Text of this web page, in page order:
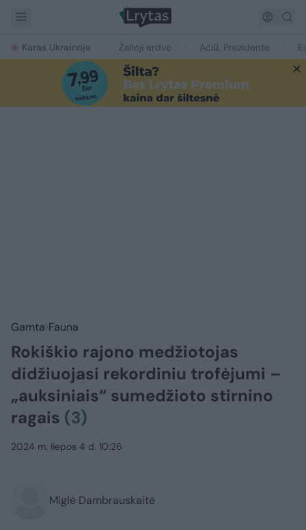
Karas Ukrainoje Žalioji erdvė Ačiū, Prezidente
Gamta Fauna
Rokiškio rajono medžiotojas
didžiuojasi rekordiniu trofėjumi –
„auksiniais“ sumedžioto stirnino
ragais (3)
2024 m. liepos 4 d. 10:26
Miglė Dambrauskaitė